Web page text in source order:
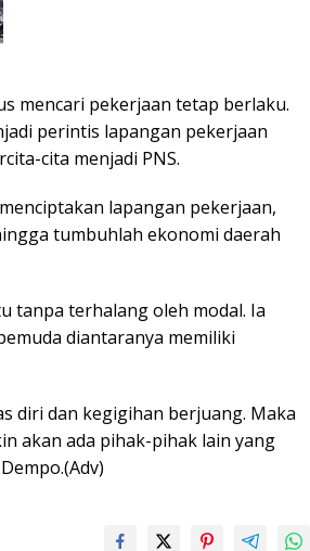
mencari pekerjaan tetap berlaku.
perintis lapangan pekerjaan
cita menjadi PNS.
lapangan pekerjaan,
tumbuhlah ekonomi daerah
tanpa terhalang oleh modal. Ia
diantaranya memiliki
diri dan kegigihan berjuang. Maka
akan ada pihak-pihak lain yang